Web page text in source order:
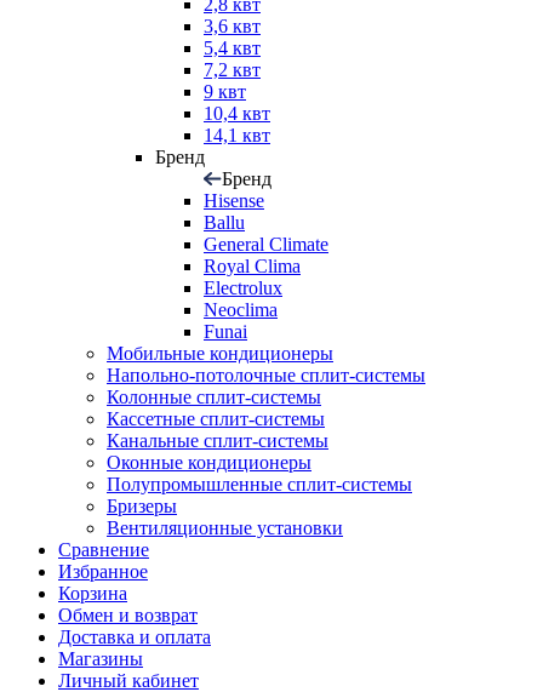
2,8 квт
3,6 квт
5,4 квт
7,2 квт
9 квт
10,4 квт
14,1 квт
Бренд
Бренд
Hisense
Ballu
General Climate
Royal Clima
Electrolux
Neoclima
Funai
Мобильные кондиционеры
Напольно-потолоч​ные ​сплит-системы
Колонные ​​сплит-системы
Кассетные сплит-системы
Канальные сплит-системы
Оконные кондиционеры
Полупромышленные сплит-системы
Бризеры
Вентиляционные установки
Сравнение
Избранное
Корзина
Обмен и возврат
Доставка и оплата
Магазины
Личный кабинет